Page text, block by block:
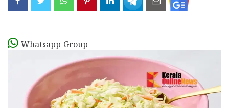
Whatsapp Group